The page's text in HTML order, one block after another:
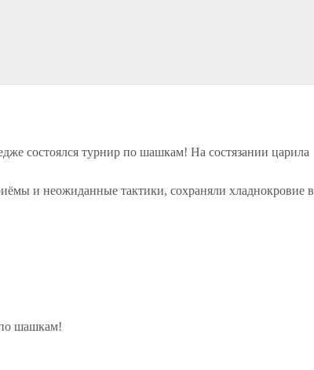
состоялся турнир по шашкам! На состязании царила
и неожиданные тактики, сохраняли хладнокровие в
по шашкам!